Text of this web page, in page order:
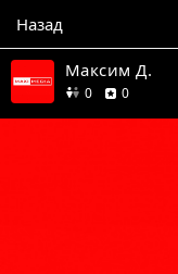
Назад
Максим Д.
0друзей
0отзывов